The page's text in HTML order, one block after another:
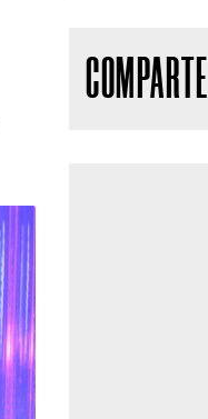
COMPARTE